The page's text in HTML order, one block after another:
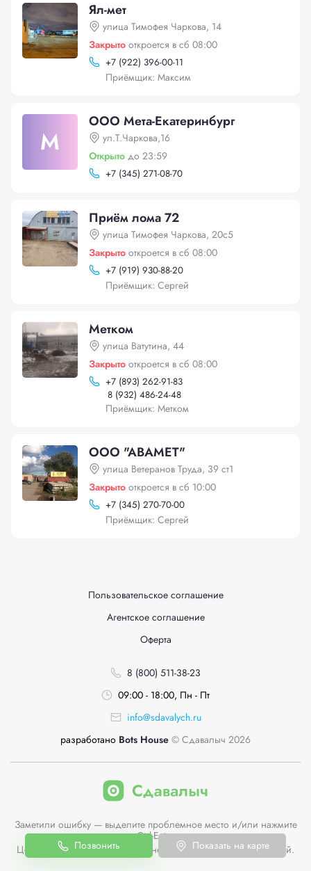
Позвонить Показать на карте
Ял-мет
улица Тимофея Чаркова, 14
Закрыто откроется в сб 08:00
+7 (922) 396-00-11
Приёмщик: Максим
М
ООО Мета-Екатеринбург
ул.Т.Чаркова,16
Открыто до 23:59
+7 (345) 271-08-70
Приём лома 72
улица Тимофея Чаркова, 20с5
Закрыто откроется в сб 08:00
+7 (919) 930-88-20
Приёмщик: Сергей
Метком
улица Ватутина, 44
Закрыто откроется в сб 08:00
+7 (893) 262-91-83
8 (932) 486-24-48
Приёмщик: Метком
ООО "АВАМЕТ"
улица Ветеранов Труда, 39 ст1
Закрыто откроется в сб 10:00
+7 (345) 270-70-00
Приёмщик: Сергей
Пользовательское соглашение
Агентское соглашение
Оферта
8 (800) 511-38-23
09:00 - 18:00, Пн - Пт
info@sdavalych.ru
разработано Bots House © Сдавалыч 2026
Заметили ошибку — выделите проблемное место и/или нажмите
Ctrl-Enter
Цены пунктов приема на сайте не являются публичной офертой.